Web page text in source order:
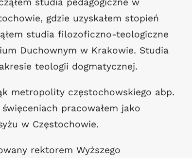
studia pedagogiczne w
gdzie uzyskałem stopień
studia filozoficzno-teologiczne
Duchownym w Krakowie. Studia
teologii dogmatycznej.
metropolity częstochowskiego abp.
pracowałem jako
w Częstochowie.
rektorem Wyższego